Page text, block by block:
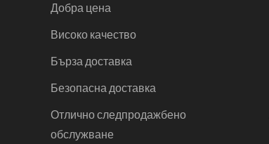
Добра цена
Високо качество
Бърза доставка
Безопасна доставка
Отлично следпродажбено
обслужване